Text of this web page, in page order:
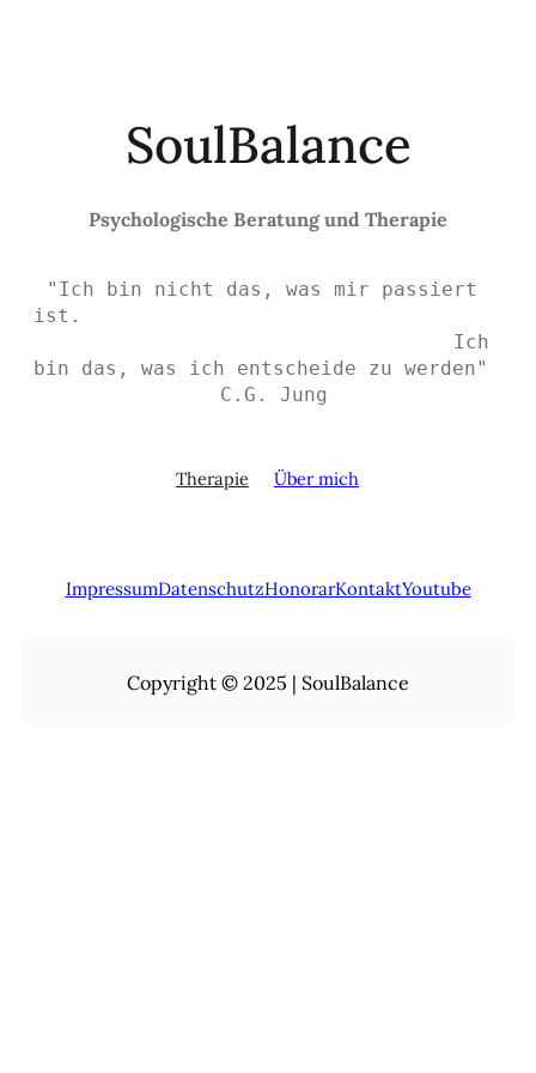
SoulBalance
Psychologische Beratung und Therapie
"Ich bin nicht das, was mir passiert
C.G. Jung
Therapie Über mich
ImpressumDatenschutzHonorarKontaktYoutube
Copyright © 2025 | SoulBalance